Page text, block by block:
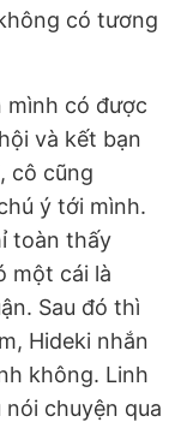
có tương
có được
và kết bạn
cô cũng
ý tới mình.
toàn thấy
một cái là
Sau đó thì
Hideki nhắn
không. Linh
chuyện qua